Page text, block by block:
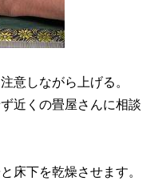
意しながら上げる。
近くの畳屋さんに相談
床下を乾燥させます。